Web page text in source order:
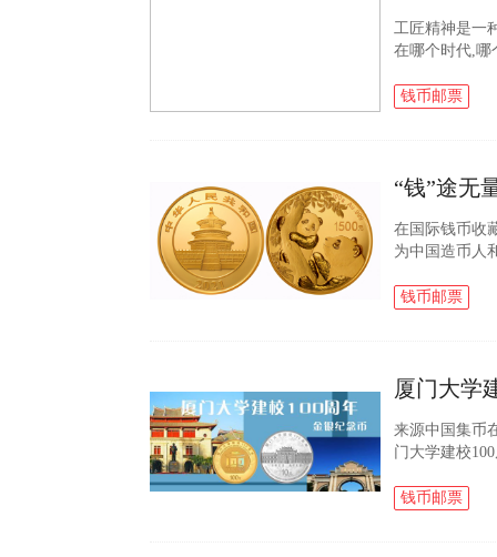
工匠精神是一
在哪个时代,哪
金银纪...
钱币邮票
“钱”途无
在国际钱币收
为中国造币人
绝伦的设计征
钱币邮票
厦门大学
来源中国集币
门大学建校
校题材纪念币
钱币邮票